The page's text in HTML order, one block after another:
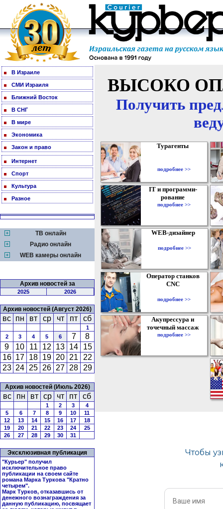
В Израиле
СМИ Израиля
Ближний Восток
В СНГ
В мире
Экономика
Закон и право
Интернет
Спорт
Культура
Разное
ТВ онлайн
Радио онлайн
WEB камеры онлайн
Архив новостей за
2025 2026
Архив новостей (Август 2026)
вс пн вт ср чт пт сб
1
2
3 4 5 6 7
8
9
10 11 12 13 14
15
16 17 18 19 20 21
22
23 24 25 26 27 28 29
Архив новостей (Июль 2026)
вс пн вт ср чт пт сб
1 2 3
4
5
6 7 8 9 10
11
12
13 14 15 16 17
18
19
20 21 22 23 24
25
26
27 28 29 30 31
Эксклюзивная публикация
"Курьер" получил
исключительное право
публикации на своем сайте
романа Марка Туркова "Кратно
четырем".
Марк Турков, отказавшись от
денежного вознаграждения за
данную публикацию, посвящает
ВЫСОКО
Получить
Турагенты
подробнее >>
IT и программи-
рование
подробнее >>
WEB-дизайнер
подробнее >>
Оператор станков
CNC
подробнее >>
Акупрессура и
точечный массаж
подробнее >>